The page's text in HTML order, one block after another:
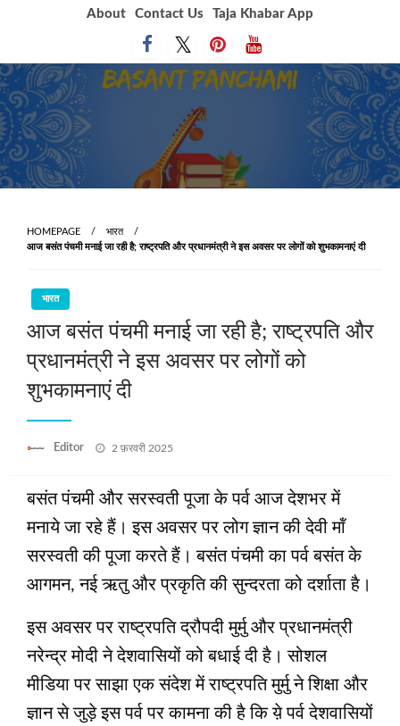
About Contact Us Taja Khabar App
HOMEPAGE
भारत
आज बसंत पंचमी मनाई जा रही है; राष्ट्रपति और प्रधानमंत्री ने इस अवसर पर लोगों को शुभकामनाएं दी
भारत
आज बसंत पंचमी मनाई जा रही है; राष्ट्रपति और
प्रधानमंत्री ने इस अवसर पर लोगों को
शुभकामनाएं दी
Editor
Posted
2 फ़रवरी 2025
बसंत पंचमी और सरस्‍वती पूजा के पर्व आज देशभर में
मनाये जा रहे हैं। इस अवसर पर लोग ज्ञान की देवी मॉं
सरस्‍वती की पूजा करते हैं। बसंत पंचमी का पर्व बसंत के
आगमन, नई ऋतु और प्रकृति की सुन्‍दरता को दर्शाता है।
इस अवसर पर राष्ट्रपति द्रौपदी मुर्मु और प्रधानमंत्री
नरेन्द्र मोदी ने देशवासियों को बधाई दी है। सोशल
मीडिया पर साझा एक संदेश में राष्ट्रपति मुर्मु ने शिक्षा और
ज्ञान से जुड़े इस पर्व पर कामना की है कि य़े पर्व देशवासियों